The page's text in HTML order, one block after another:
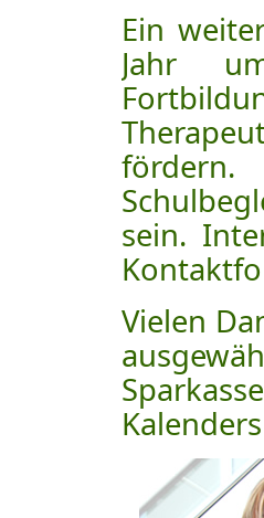
Ein
Jahr
fördern.
sein.
Vielen